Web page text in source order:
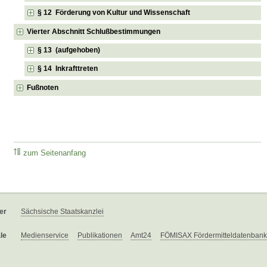
§ 12 Förderung von Kultur und Wissenschaft
Vierter Abschnitt Schlußbestimmungen
§ 13 (aufgehoben)
§ 14 Inkrafttreten
Fußnoten
zum Seitenanfang
Sächsische Staatskanzlei
Medienservice Publikationen Amt24 FÖMISAX Fördermitteldatenbank